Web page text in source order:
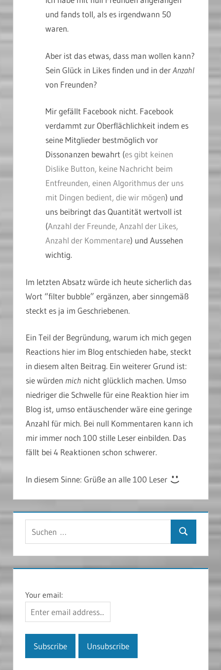
und fands toll, als es irgendwann 50
waren.
Aber ist das etwas, dass man wollen kann?
Sein Glück in Likes finden und in derAnzahl
von Freunden?
Mir gefällt Facebook nicht. Facebook
verdammt zur Oberflächlichkeit indem es
seine Mitglieder bestmöglich vor
Dissonanzen bewahrt (es gibt keinen
Dislike Button, keine Nachricht beim
Entfreunden, einen Algorithmus der uns
mit Dingen bedient, die wir mögen) und
uns beibringt das Quantität wertvoll ist
(Anzahl der Freunde, Anzahl der Likes,
Anzahl der Kommentare) und Aussehen
wichtig.
Im letzten Absatz würde ich heute sicherlich das
Wort “filter bubble” ergänzen, aber sinngemäß
steckt es ja im Geschriebenen.
Ein Teil der Begründung, warum ich mich gegen
Reactions hier im Blog entschieden habe, steckt
in diesem alten Beitrag. Ein weiterer Grund ist:
sie würden mich nicht glücklich machen. Umso
niedriger die Schwelle für eine Reaktion hier im
Blog ist, umso entäuschender wäre eine geringe
Anzahl für mich. Bei null Kommentaren kann ich
mir immer noch 100 stille Leser einbilden. Das
fällt bei 4 Reaktionen schon schwerer.
In diesem Sinne: Grüße an alle 100 Leser
Suchen
Your email: